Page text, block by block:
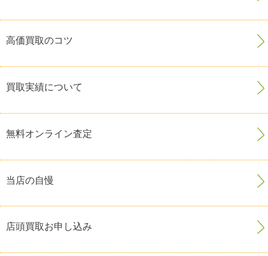
高価買取のコツ
買取実績について
無料オンライン査定
当店の自慢
店頭買取お申し込み